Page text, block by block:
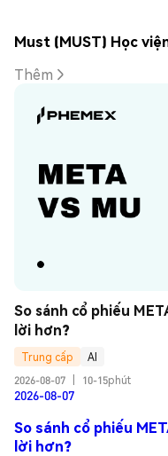
Must (MUST) Học
Thêm
So sánh cổ phiếu
lời hơn?
Trung cấp
AI
2026-08-07
10-15phút
2026-08-07
So sánh cổ phiếu
lời hơn?